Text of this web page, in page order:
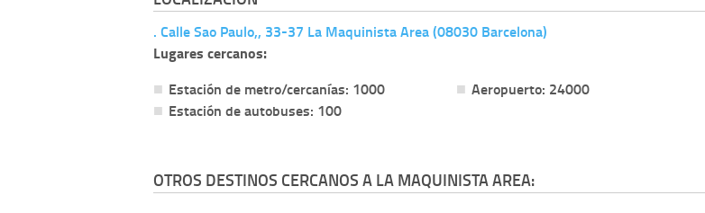
. Calle Sao Paulo,, 33-37 La Maquinista Area (08030 Barcelona)
Lugares cercanos:
Estación de metro/cercanías: 1000
Estación de autobuses: 100
Aeropuerto: 24000
OTROS DESTINOS CERCANOS A LA MAQUINISTA AREA: